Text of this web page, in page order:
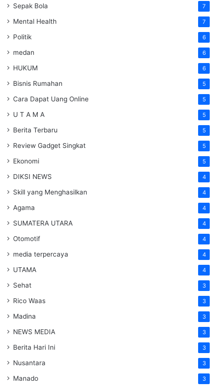
Sepak Bola 7
Mental Health 7
Politik 6
medan 6
HUKUM 6
Bisnis Rumahan 5
Cara Dapat Uang Online 5
U T A M A 5
Berita Terbaru 5
Review Gadget Singkat 5
Ekonomi 5
DIKSI NEWS 4
Skill yang Menghasilkan 4
Agama 4
SUMATERA UTARA 4
Otomotif 4
media terpercaya 4
UTAMA 4
Sehat 3
Rico Waas 3
Madina 3
NEWS MEDIA 3
Berita Hari Ini 3
Nusantara 3
Manado 3